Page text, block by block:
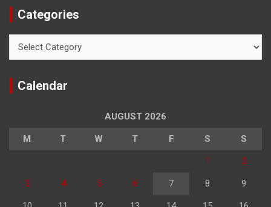
Categories
Calendar
AUGUST 2026
M T W T F S S
1 2
3 4 5 6 7 8 9